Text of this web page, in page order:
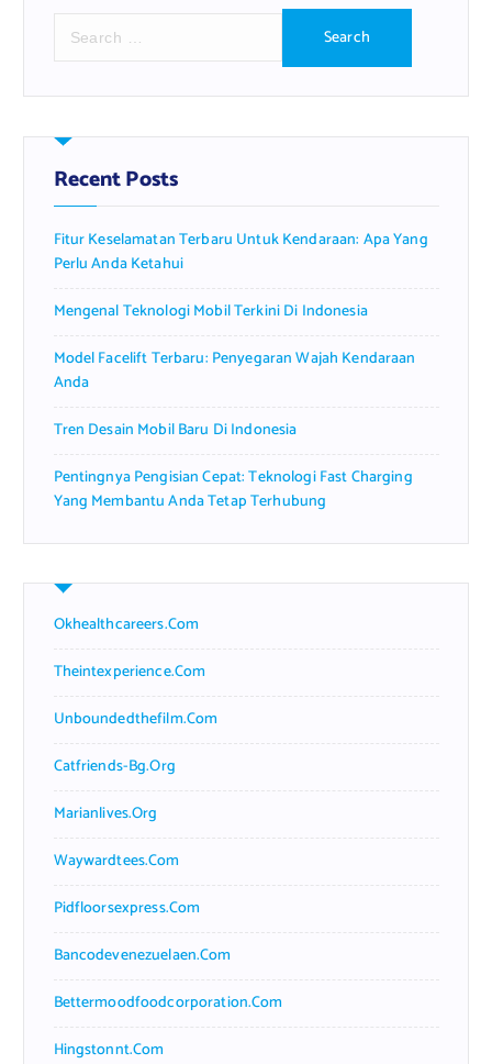
r
h
f
o
:
Recent Posts
Fitur Keselamatan Terbaru Untuk Kendaraan: Apa Yang
Perlu Anda Ketahui
Mengenal Teknologi Mobil Terkini Di Indonesia
Model Facelift Terbaru: Penyegaran Wajah Kendaraan
Anda
Tren Desain Mobil Baru Di Indonesia
Pentingnya Pengisian Cepat: Teknologi Fast Charging
Yang Membantu Anda Tetap Terhubung
Okhealthcareers.com
Theintexperience.com
Unboundedthefilm.com
Catfriends-Bg.org
Marianlives.org
Waywardtees.com
Pidfloorsexpress.com
Bancodevenezuelaen.com
Bettermoodfoodcorporation.com
Hingstonnt.com